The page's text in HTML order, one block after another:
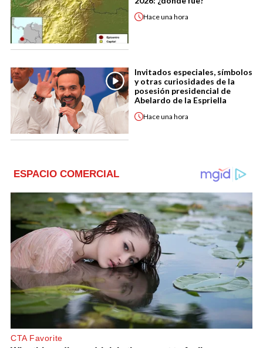
Haceuna hora
Invitados especiales, símbolos
y otras curiosidades de la
posesión presidencial de
Abelardo de la Espriella
Haceuna hora